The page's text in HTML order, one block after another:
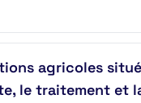
agricoles
le traitement et